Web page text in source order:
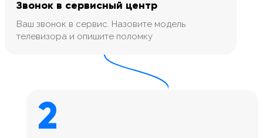
Звонок в сервисный центр
Ваш звонок в сервис. Назовите модель
телевизора и опишите поломку
2